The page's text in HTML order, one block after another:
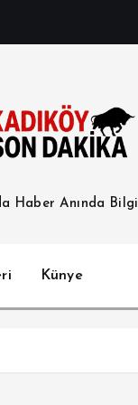
Haber Anında Bilgi
Künye